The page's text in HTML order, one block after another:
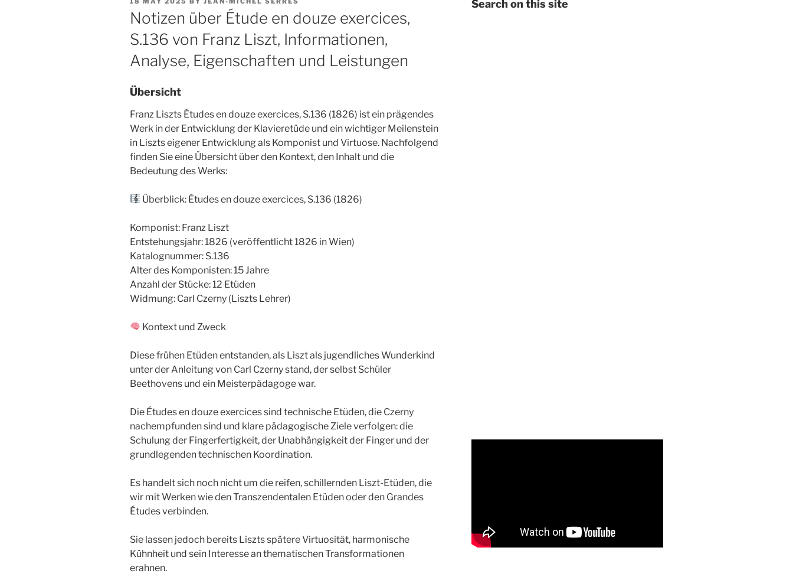
ON
Notizen über Étude en douze exercices,
S.136 von Franz Liszt, Informationen,
Analyse, Eigenschaften und Leistungen
Übersicht
Franz Liszts Études en douze exercices, S.136 (1826) ist ein prägendes
Werk in der Entwicklung der Klavieretüde und ein wichtiger Meilenstein
in Liszts eigener Entwicklung als Komponist und Virtuose. Nachfolgend
finden Sie eine Übersicht über den Kontext, den Inhalt und die
Bedeutung des Werks:
Überblick: Études en douze exercices, S.136 (1826)
Komponist: Franz Liszt
Entstehungsjahr: 1826 (veröffentlicht 1826 in Wien)
Katalognummer: S.136
Alter des Komponisten: 15 Jahre
Anzahl der Stücke: 12 Etüden
Widmung: Carl Czerny (Liszts Lehrer)
Kontext und Zweck
Diese frühen Etüden entstanden, als Liszt als jugendliches Wunderkind
unter der Anleitung von Carl Czerny stand, der selbst Schüler
Beethovens und ein Meisterpädagoge war.
Die Études en douze exercices sind technische Etüden, die Czerny
nachempfunden sind und klare pädagogische Ziele verfolgen: die
Schulung der Fingerfertigkeit, der Unabhängigkeit der Finger und der
grundlegenden technischen Koordination.
Es handelt sich noch nicht um die reifen, schillernden Liszt-Etüden, die
wir mit Werken wie den Transzendentalen Etüden oder den Grandes
Études verbinden.
Sie lassen jedoch bereits Liszts spätere Virtuosität, harmonische
Kühnheit und sein Interesse an thematischen Transformationen
erahnen.
Search on this site